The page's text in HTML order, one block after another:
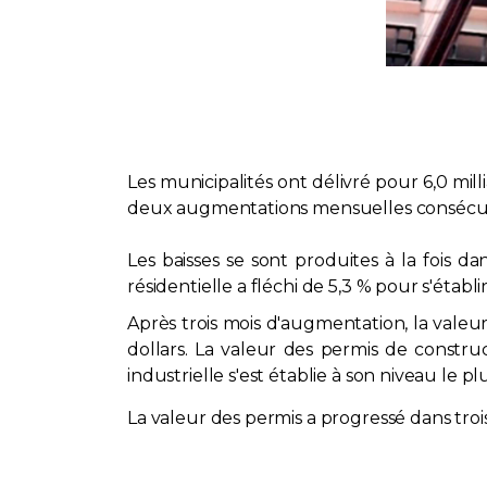
Les municipalités ont délivré pour 6,0
deux augmentations mensuelles
Les baisses se sont produites à la fois
résidentielle a fléchi de 5,3 % pour
Après trois mois d'augmentation, la
dollars. La valeur des permis de
industrielle s'est établie à son niveau le
La valeur des permis a progressé dans